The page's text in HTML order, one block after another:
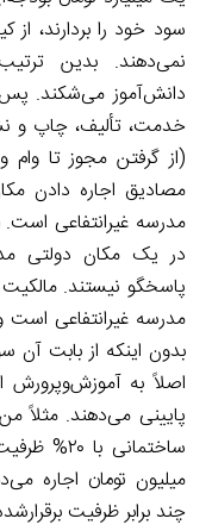
سود خود را بردارند،
نمی‌دهند. بدین
دانش‌آموز می‌شکند. پس
خدمت، تألیف، چاپ و
(از گرفتن مجوز تا وام
مصادیق اجاره دادن
مدرسه غیرانتفاعی
در یک مکان دولتی
پاسخگو نیستند.
مدرسه غیرانتفاعی
بدون اینکه از بابت
اصلاً به آموزش‌وپرورش
پایینی می‌دهند. مثلاً
میلیون تومان اجاره
چند برابر ظرفیت برقرارشده، ماهی ۲۰۰